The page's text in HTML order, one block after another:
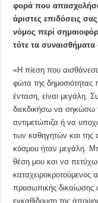
φορά που
άριστες επιδόσεις
νόμος περί
τότε τα συναισθήματα
«Η πίεση που
φώτα της δημοσιότητας
ένταση, είναι μεγάλη.
διεκδικήσω να σηκώσω
αντιμετώπιζα ή να
των καθηγητών και της
κόσμου ήταν μεγάλη.
θέση μου και να
καταχειροκροτούμενος
προσωπικής δικαίωσης
εγκαθίδρυση της